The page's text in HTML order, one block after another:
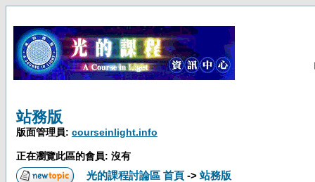
站務版
版面管理員: courseinlight.info
正在瀏覽此區的會員: 沒有
光的課程討論區 首頁 ->站務版